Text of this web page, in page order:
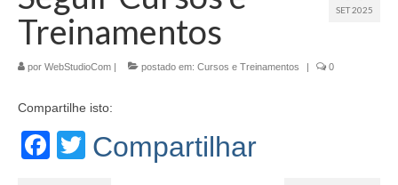
Cursos e Treinamentos
Segurança do Trabalho
Palestras
Contato
SET 2025
Treinamentos
por WebStudioCom | postado em: Cursos e Treinamentos | 0
Compartilhe isto:
Facebook
Twitter
Compartilhar